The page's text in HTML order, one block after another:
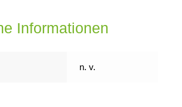
Informationen
n. v.